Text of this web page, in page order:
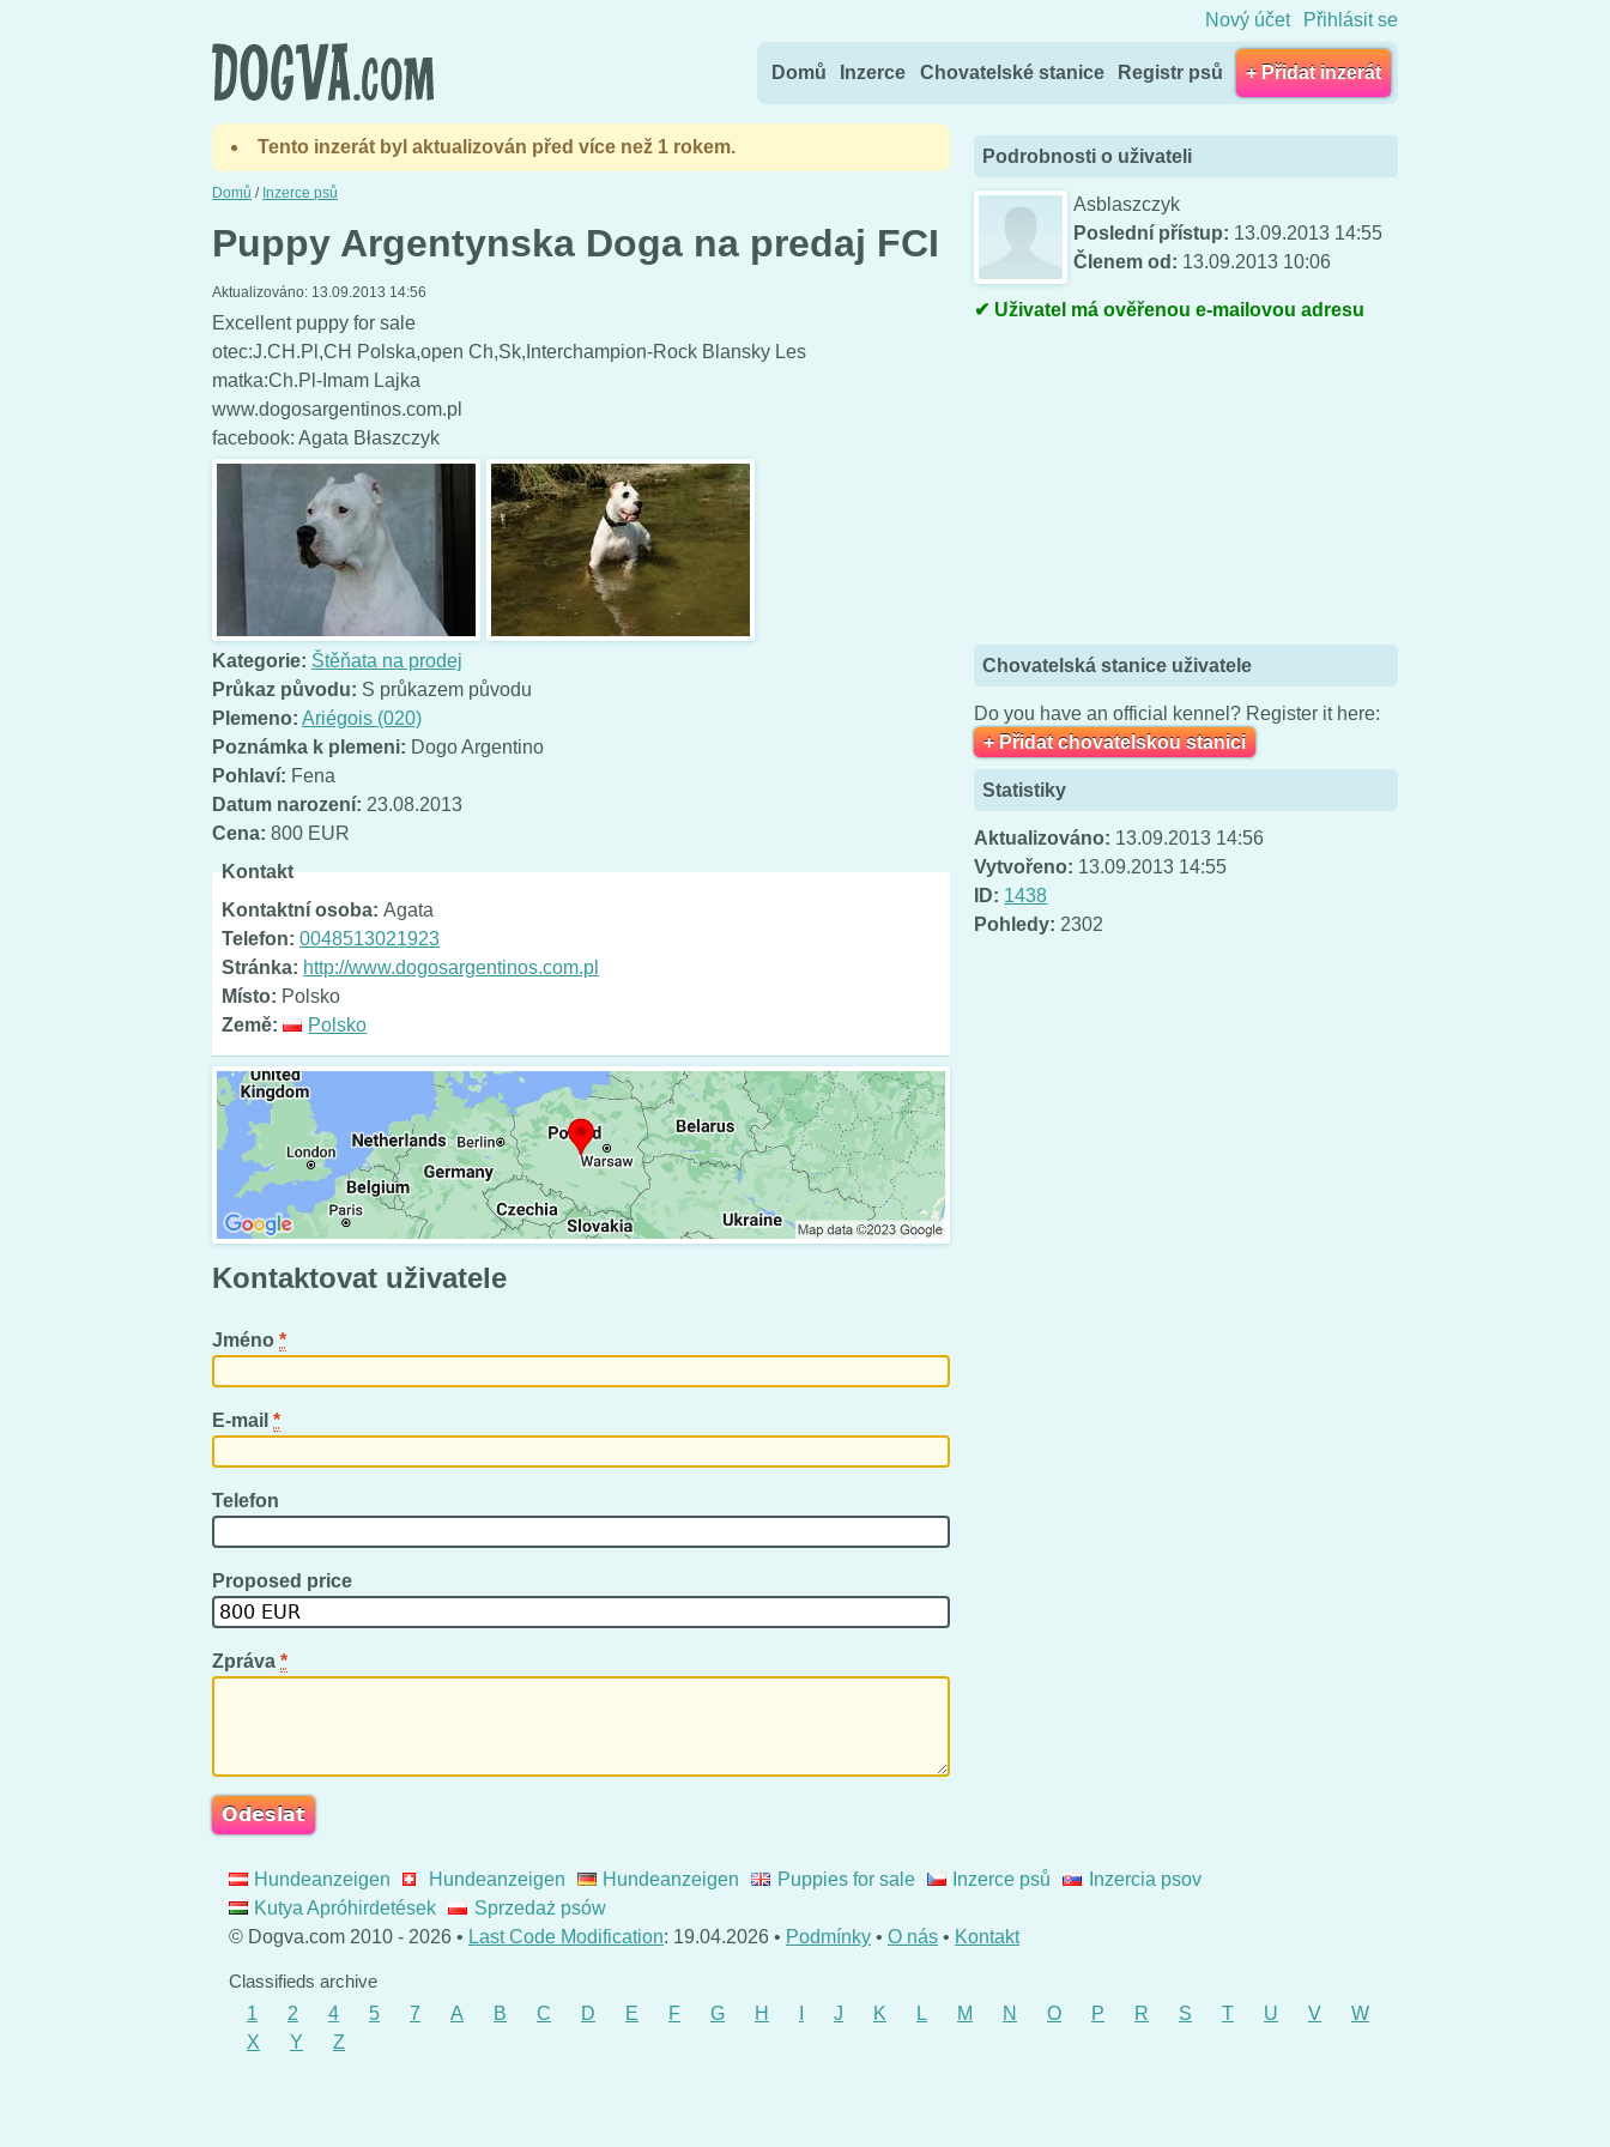
Nový účet Přihlásit se
Domů Inzerce Chovatelské stanice Registr psů + Přidat inzerát
Tento inzerát byl aktualizován před více než 1 rokem.
Domů / Inzerce psů
Puppy Argentynska Doga na predaj FCI
Aktualizováno: 13.09.2013 14:56
Excellent puppy for sale
otec:J.CH.Pl,CH Polska,open Ch,Sk,Interchampion-Rock Blansky Les
matka:Ch.Pl-Imam Lajka
www.dogosargentinos.com.pl
facebook: Agata Błaszczyk
Kategorie: Štěňata na prodej
Průkaz původu: S průkazem původu
Plemeno: Ariégois (020)
Poznámka k plemeni: Dogo Argentino
Pohlaví: Fena
Datum narození: 23.08.2013
Cena: 800 EUR
Kontakt
Kontaktní osoba: Agata
Telefon: 0048513021923
Stránka: http://www.dogosargentinos.com.pl
Místo: Polsko
Země:
Polsko
Kontaktovat uživatele
Jméno *
E-mail *
Telefon
Proposed price
Zpráva *
Podrobnosti o uživateli
Asblaszczyk
Poslední přístup: 13.09.2013 14:55
Členem od: 13.09.2013 10:06
Uživatel má ověřenou e-mailovou adresu
Chovatelská stanice uživatele
Do you have an official kennel? Register it here:
+ Přidat chovatelskou stanici
Statistiky
Aktualizováno: 13.09.2013 14:56
Vytvořeno: 13.09.2013 14:55
ID: 1438
Pohledy: 2302
Hundeanzeigen Hundeanzeigen Hundeanzeigen Puppies for sale Inzerce psů
Inzercia psov
Kutya Apróhirdetések
Sprzedaż psów
© Dogva.com 2010 - 2026 • Last Code Modification: 19.04.2026 • Podmínky • O nás • Kontakt
Classifieds archive
1
2 4 5 7 A B C D E F G H J K L M N O P R S T U V
W
X
Y Z